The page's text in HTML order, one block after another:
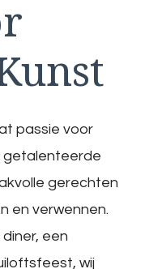
passie voor
getalenteerde
gerechten
en verwennen.
een
wij